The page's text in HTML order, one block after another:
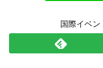
国際イベン